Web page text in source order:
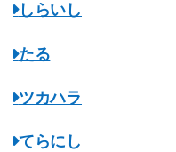
しらいし
たる
ツカハラ
てらにし